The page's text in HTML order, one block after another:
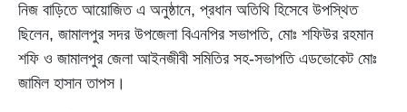
নিজ বাড়িতে আয়োজিত এ অনুষ্ঠানে, প্রধান অতিথি হিসেবে উপস্থিত
ছিলেন, জামালপুর সদর উপজেলা বিএনপির সভাপতি, মোঃ শফিউর রহমান
শফি ও জামালপুর জেলা আইনজীবী সমিতির সহ-সভাপতি এডভোকেট মোঃ
জামিল হাসান তাপস।